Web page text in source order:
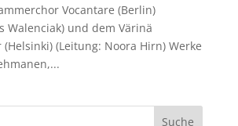
Vocantare (Berlin)
Walenciak) und dem Värinä
(Leitung: Noora Hirn) Werke